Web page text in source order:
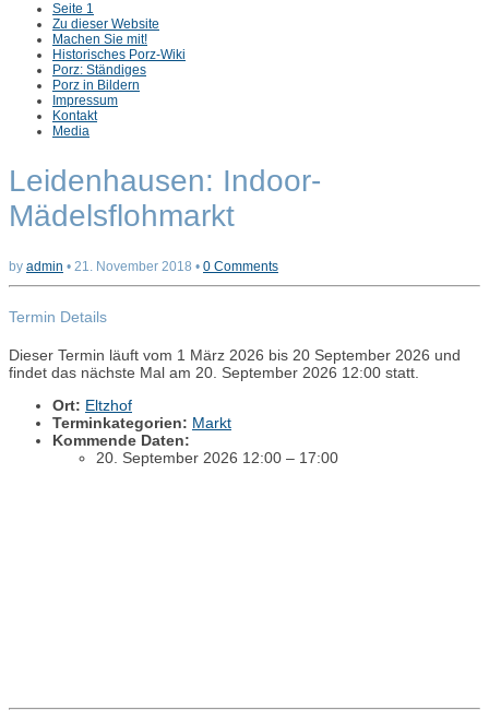
menu
Seite 1
Zu dieser Website
Machen Sie mit!
Historisches Porz-Wiki
Porz: Ständiges
Porz in Bildern
Impressum
Kontakt
Media
Leidenhausen: Indoor-
Mädelsflohmarkt
by admin • 21. November 2018 • 0 Comments
Termin Details
Dieser Termin läuft vom 1 März 2026 bis 20 September 2026 und
findet das nächste Mal am 20. September 2026 12:00 statt.
Ort: Eltzhof
Terminkategorien: Markt
Kommende Daten:
20. September 2026 12:00 – 17:00